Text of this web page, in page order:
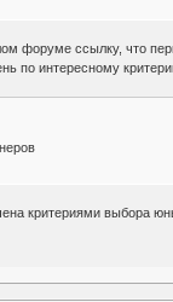
форуме ссылку, что
по интересному
критериями выбора